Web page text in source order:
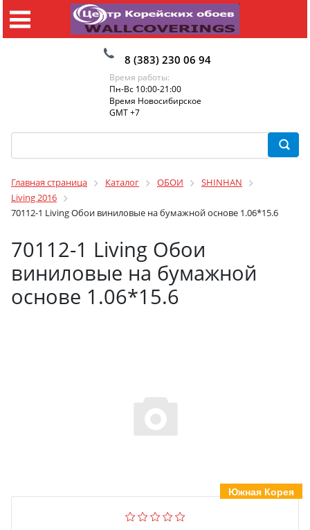
8 (383) 230 06 94
Время работы:
Пн-Вс 10:00-21:00
Время Новосибирское
GMT +7
Главная страница Каталог ОБОИ
SHINHAN
Living 2016
70112-1 Living Обои виниловые на бумажной основе 1.06*15.6
70112-1 Living Обои
виниловые на бумажной
основе 1.06*15.6
Южная Корея